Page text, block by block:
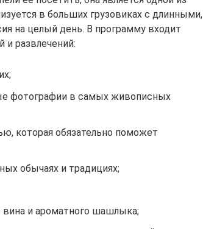
в больших грузовиках с длинными,
на целый день. В программу входит
и развлечений:
фотографии в самых живописных
которая обязательно поможет
обычаях и традициях;
вина и ароматного шашлыка;